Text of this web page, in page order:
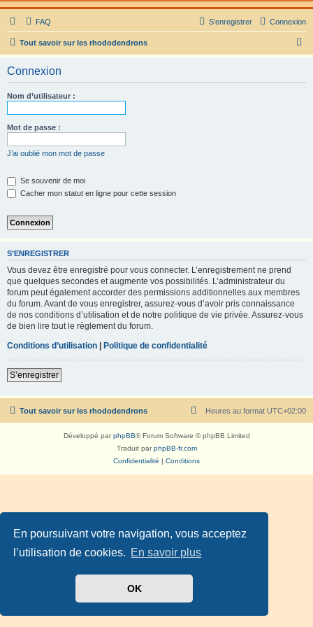
En poursuivant votre navigation, vous acceptez
l’utilisation de cookies. En savoir plus
OK
FAQ Connexion
S’enregistrer
Tout savoir sur les rhododendrons
Connexion
Nom d’utilisateur :
Mot de passe :
J’ai oublié mon mot de passe
Se souvenir de moi
Cacher mon statut en ligne pour cette session
S’ENREGISTRER
Vous devez être enregistré pour vous connecter. L’enregistrement ne prend
que quelques secondes et augmente vos possibilités. L’administrateur du
forum peut également accorder des permissions additionnelles aux membres
du forum. Avant de vous enregistrer, assurez-vous d’avoir pris connaissance
de nos conditions d’utilisation et de notre politique de vie privée. Assurez-vous
de bien lire tout le règlement du forum.
Conditions d’utilisation | Politique de confidentialité
S’enregistrer
Tout savoir sur les rhododendrons Heures au format UTC+02:00
Développé parphpBB® Forum Software © phpBB Limited
Traduit parphpBB-fr.com
Confidentialité | Conditions